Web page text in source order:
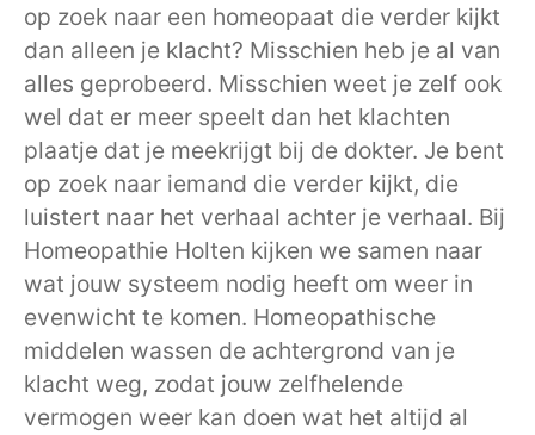
op zoek naar een homeopaat die verder kijkt
dan alleen je klacht? Misschien heb je al van
alles geprobeerd. Misschien weet je zelf ook
wel dat er meer speelt dan het klachten
plaatje dat je meekrijgt bij de dokter. Je bent
op zoek naar iemand die verder kijkt, die
luistert naar het verhaal achter je verhaal. Bij
Homeopathie Holten kijken we samen naar
wat jouw systeem nodig heeft om weer in
evenwicht te komen. Homeopathische
middelen wassen de achtergrond van je
klacht weg, zodat jouw zelfhelende
vermogen weer kan doen wat het altijd al